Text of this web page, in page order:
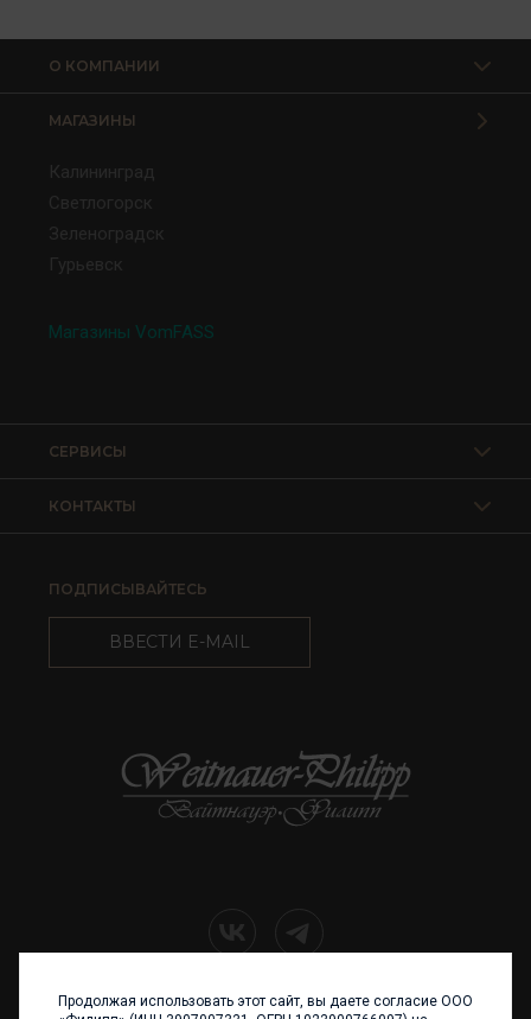
О КОМПАНИИ
МАГАЗИНЫ
Калининград
Светлогорск
Зеленоградск
Гурьевск
Магазины VomFASS
КОНТАКТЫ
СЕРВИСЫ
ПОДПИСЫВАЙТЕСЬ
ВВЕСТИ E-MAIL
+7 (4012) 960 898
Продолжая использовать этот сайт, вы даете согласие ООО